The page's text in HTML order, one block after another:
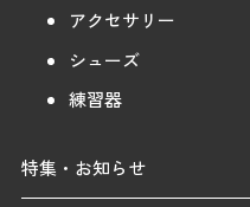
アクセサリー
シューズ
練習器
特集・お知らせ